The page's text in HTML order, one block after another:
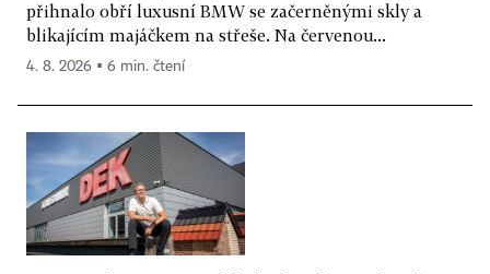
přihnalo obří luxusní BMW se začerněnými skly a
blikajícím majáčkem na střeše. Na červenou...
4. 8. 2026 ▪ 6 min. čtení